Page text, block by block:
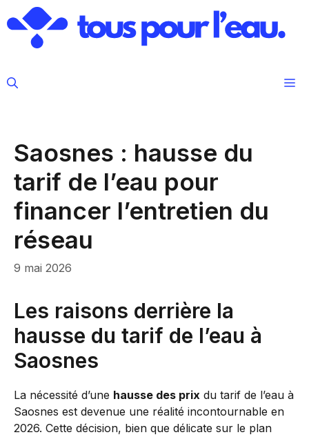
au
contenu
Saosnes : hausse du
tarif de l’eau pour
financer l’entretien du
réseau
9 mai 2026
Les raisons derrière la
hausse du tarif de l’eau à
Saosnes
La nécessité d’une hausse des prix du tarif de l’eau à
Saosnes est devenue une réalité incontournable en
2026. Cette décision, bien que délicate sur le plan